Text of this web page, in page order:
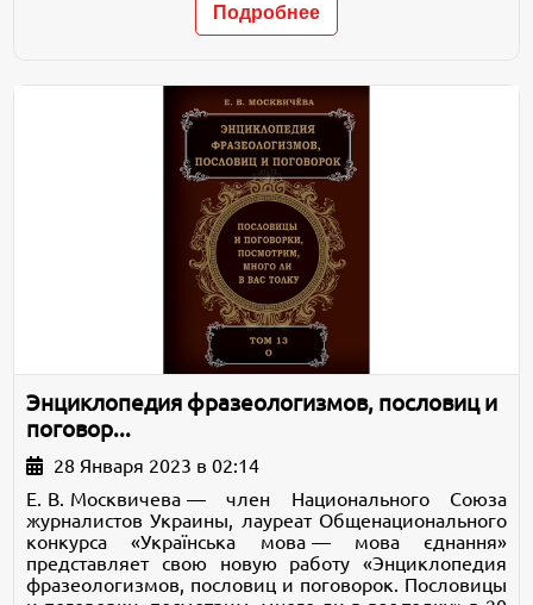
Подробнее
Энциклопедия фразеологизмов, пословиц и
поговор...
28 Января 2023 в 02:14
Е. В. Москвичева — член Национального Союза
журналистов Ук­раины, лауреат Общенационального
конкурса «Українська мова — мова єднання»
представляет свою новую работу «Энциклопедия
фразеологизмов, пословиц и поговорок. Пословицы